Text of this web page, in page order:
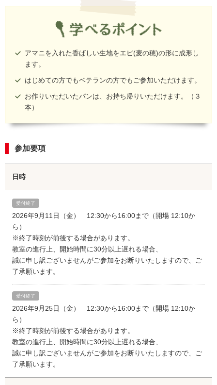
アマニを入れた香ばしい生地をエピ(麦の穂)の形に成形し
ます。
はじめての方でもベテランの方でもご参加いただけます。
お作りいただいたパンは、お持ち帰りいただけます。（３
本）
参加要項
日時
受付終了
2026年9月11日（金） 12:30から16:00まで（開場 12:10か
ら）
※終了時刻が前後する場合があります。
教室の進行上、開始時間に30分以上遅れる場合、
誠に申し訳ございませんがご参加をお断りいたしますので、ご
了承願います。
受付終了
2026年9月25日（金） 12:30から16:00まで（開場 12:10か
ら）
※終了時刻が前後する場合があります。
教室の進行上、開始時間に30分以上遅れる場合、
誠に申し訳ございませんがご参加をお断りいたしますので、ご
了承願います。